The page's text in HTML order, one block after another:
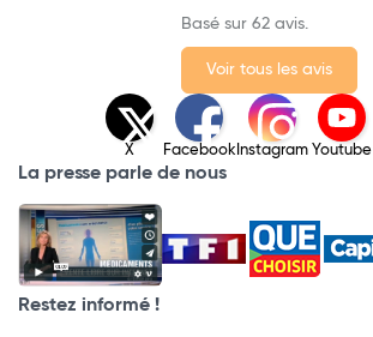
Basé sur 62 avis.
Voir tous les avis
X Facebook Instagram Youtube
La presse parle de nous
Restez informé !